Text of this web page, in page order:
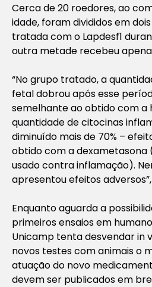
Cerca de 20 roedores, ao
idade, foram divididos em
tratada com o Lapdesf1
outra metade recebeu
“No grupo tratado, a
fetal dobrou após esse
semelhante ao obtido com a
quantidade de citocinas
diminuído mais de 70% –
obtido com a
usado contra inflamação).
apresentou efeitos
Enquanto aguarda a
primeiros ensaios em
Unicamp tenta desvendar in
novos testes com animais o
atuação do novo
devem ser publicados em